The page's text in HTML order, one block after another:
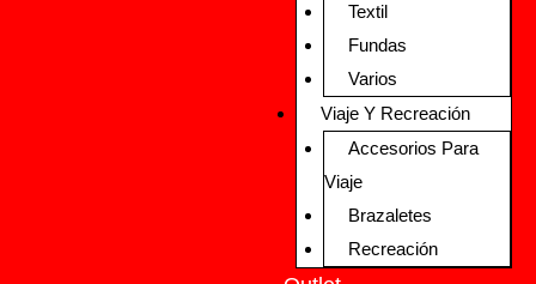
Textil
Fundas
Varios
Viaje Y Recreación
Accesorios Para
Viaje
Brazaletes
Recreación